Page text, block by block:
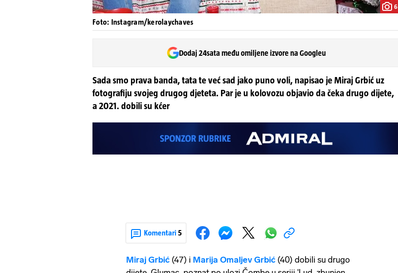
6
Foto: Instagram/kerolaychaves
Dodaj 24sata među omiljene izvore na Googleu
Sada smo prava banda, tata te već sad jako puno voli, napisao je Miraj Grbić uz
fotografiju svojeg drugog djeteta. Par je u kolovozu objavio da čeka drugo dijete,
a 2021. dobili su kćer
Komentari 5
Miraj Grbić (47) i Marija Omaljev Grbić (40) dobili su drugo